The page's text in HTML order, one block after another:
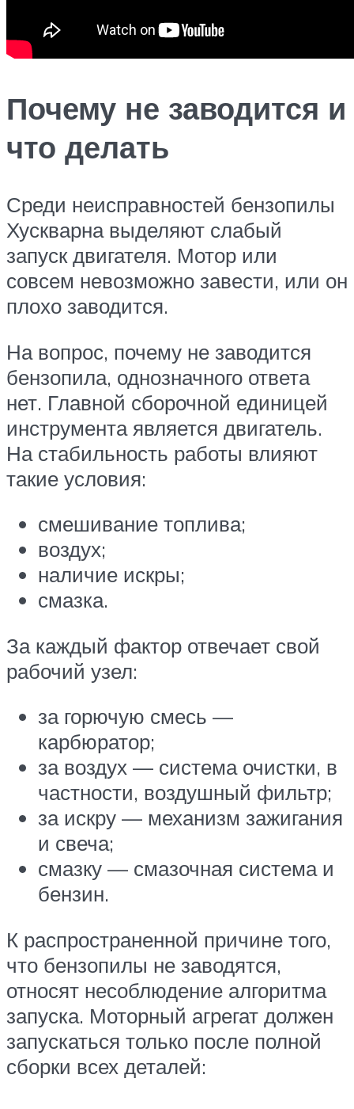
Почему не заводится и
что делать
Среди неисправностей бензопилы
Хускварна выделяют слабый
запуск двигателя. Мотор или
совсем невозможно завести, или он
плохо заводится.
На вопрос, почему не заводится
бензопила, однозначного ответа
нет. Главной сборочной единицей
инструмента является двигатель.
На стабильность работы влияют
такие условия:
смешивание топлива;
воздух;
наличие искры;
смазка.
За каждый фактор отвечает свой
рабочий узел:
за горючую смесь —
карбюратор;
за воздух — система очистки, в
частности, воздушный фильтр;
за искру — механизм зажигания
и свеча;
смазку — смазочная система и
бензин.
К распространенной причине того,
что бензопилы не заводятся,
относят несоблюдение алгоритма
запуска. Моторный агрегат должен
запускаться только после полной
сборки всех деталей: